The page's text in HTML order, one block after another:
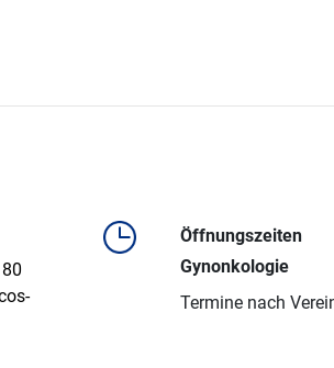
Öffnungszeiten
Gynonkologie
Termine nach